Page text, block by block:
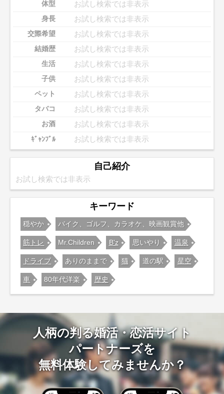
体型 お試し検索では非表示
身長 お試し検索では非表示
交際希望 お試し検索では非表示
結婚歴 お試し検索では非表示
生活 お試し検索では非表示
子供 お試し検索では非表示
ペット お試し検索では非表示
タバコ お試し検索では非表示
お酒 お試し検索では非表示
ｷﾞｬﾝﾌﾞﾙ お試し検索では非表示
自己紹介
お試し検索では非表示
キーワード
穏やか バイク、ゴルフ、カラオケ、映画観賞他
筋トレ Mr.Children B'z 思いやり 温泉
ドライブ ありのままで 猫 道の駅 星空
車 80年代洋楽 歴史
人柄の判る婚活・恋活サイト
パートナーズを
無料体験してみませんか？